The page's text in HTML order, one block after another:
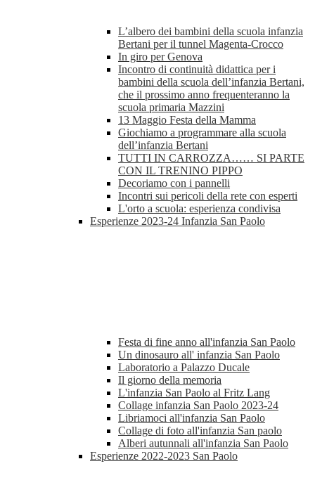
L’albero dei bambini della scuola infanzia
Bertani per il tunnel Magenta-Crocco
In giro per Genova
Incontro di continuità didattica per i
bambini della scuola dell’infanzia Bertani,
che il prossimo anno frequenteranno la
scuola primaria Mazzini
13 Maggio Festa della Mamma
Giochiamo a programmare alla scuola
dell’infanzia Bertani
TUTTI IN CARROZZA…… SI PARTE
CON IL TRENINO PIPPO
Decoriamo con i pannelli
Incontri sui pericoli della rete con esperti
L'orto a scuola: esperienza condivisa
Esperienze 2023-24 Infanzia San Paolo
Festa di fine anno all'infanzia San Paolo
Un dinosauro all' infanzia San Paolo
Laboratorio a Palazzo Ducale
Il giorno della memoria
L'infanzia San Paolo al Fritz Lang
Collage infanzia San Paolo 2023-24
Libriamoci all'infanzia San Paolo
Collage di foto all'infanzia San paolo
Alberi autunnali all'infanzia San Paolo
Esperienze 2022-2023 San Paolo